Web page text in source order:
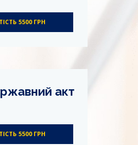
5500 ГРН
акт
5500 ГРН